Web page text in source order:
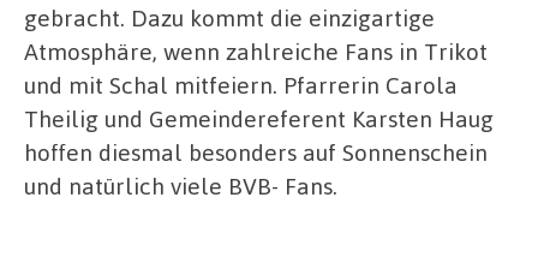
gebracht. Dazu kommt die einzigartige
Atmosphäre, wenn zahlreiche Fans in Trikot
und mit Schal mitfeiern. Pfarrerin Carola
Theilig und Gemeindereferent Karsten Haug
hoffen diesmal besonders auf Sonnenschein
und natürlich viele BVB- Fans.